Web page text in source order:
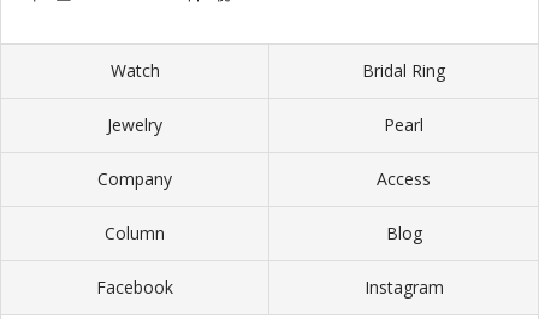
Watch Bridal Ring
Jewelry Pearl
Company Access
Column Blog
Facebook Instagram